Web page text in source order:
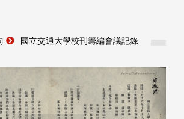
國立交通大學校刊籌編會議記錄